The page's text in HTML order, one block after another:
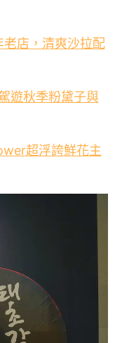
店，清爽沙拉配
遊秋季粉黛子與
超浮誇鮮花主